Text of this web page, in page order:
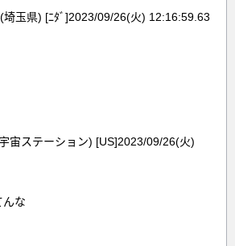
埼玉県) [ﾆﾀﾞ]2023/09/26(火) 12:16:59.63
宙ステーション) [US]2023/09/26(火)
んな